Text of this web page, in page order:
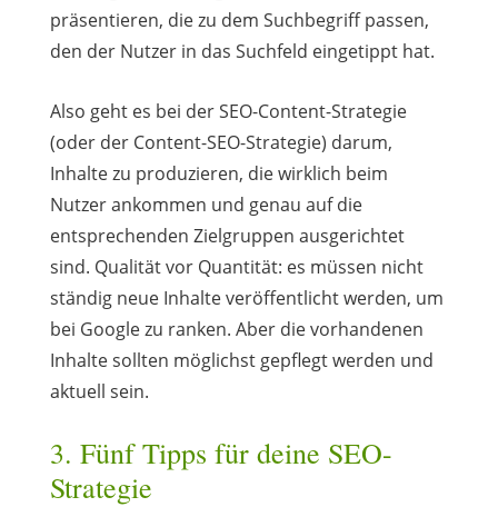
präsentieren, die zu dem Suchbegriff passen,
den der Nutzer in das Suchfeld eingetippt hat.
Also geht es bei der SEO-Content-Strategie
(oder der Content-SEO-Strategie) darum,
Inhalte zu produzieren, die wirklich beim
Nutzer ankommen und genau auf die
entsprechenden Zielgruppen ausgerichtet
sind. Qualität vor Quantität: es müssen nicht
ständig neue Inhalte veröffentlicht werden, um
bei Google zu ranken. Aber die vorhandenen
Inhalte sollten möglichst gepflegt werden und
aktuell sein.
3. Fünf Tipps für deine SEO-
Strategie